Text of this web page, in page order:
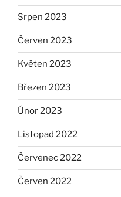
Srpen 2023
Červen 2023
Květen 2023
Březen 2023
Únor 2023
Listopad 2022
Červenec 2022
Červen 2022